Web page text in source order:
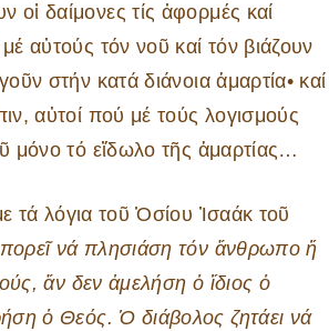
δαίμονες τίς ἀφορμές καί
αὐτούς τόν νοῦ καί τόν βιάζουν
στήν κατά διάνοια ἁμαρτία• καί
αὐτοί πού μέ τούς λογισμούς
μόνο τό εἴδωλο τῆς ἁμαρτίας…
τά λόγια τοῦ Ὁσίου Ἰσαάκ τοῦ
νά πλησιάση τόν ἄνθρωπο ἤ
ἄν δεν ἀμελήση ὁ ἴδιος ὁ
ὁ Θεός. Ὁ διάβολος ζητάει νά